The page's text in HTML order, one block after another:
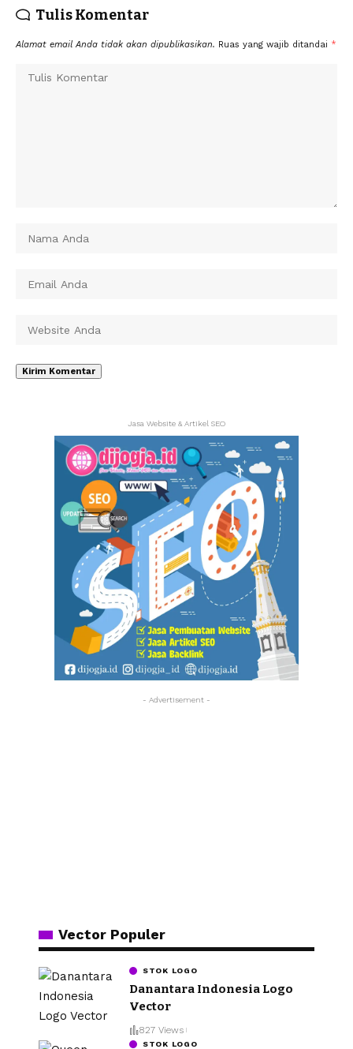
Tulis Komentar
Alamat email Anda tidak akan dipublikasikan. Ruas yang wajib ditandai *
Jasa Website & Artikel SEO
- Advertisement -
Vector Populer
STOK LOGO
Danantara Indonesia Logo
Vector
827 Views
STOK LOGO